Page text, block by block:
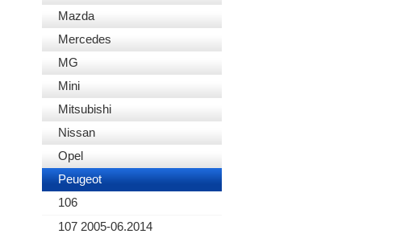
Mazda
Mercedes
MG
Mini
Mitsubishi
Nissan
Opel
Peugeot
106
107 2005-06.2014